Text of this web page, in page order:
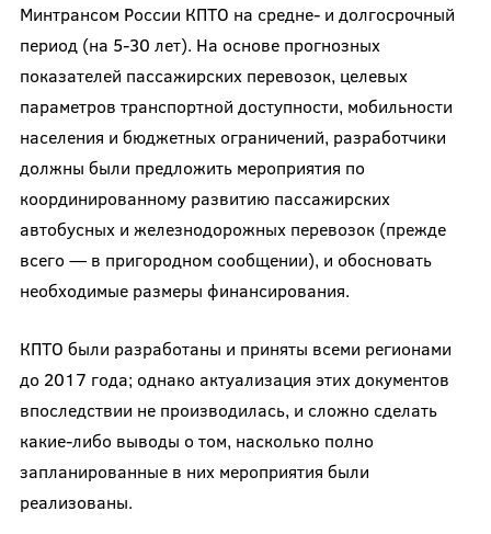
Минтрансом России КПТО на средне- и долгосрочный
период (на 5-30 лет). На основе прогнозных
показателей пассажирских перевозок, целевых
параметров транспортной доступности, мобильности
населения и бюджетных ограничений, разработчики
должны были предложить мероприятия по
координированному развитию пассажирских
автобусных и железнодорожных перевозок (прежде
всего — в пригородном сообщении), и обосновать
необходимые размеры финансирования.
КПТО были разработаны и приняты всеми регионами
до 2017 года; однако актуализация этих документов
впоследствии не производилась, и сложно сделать
какие-либо выводы о том, насколько полно
запланированные в них мероприятия были
реализованы.